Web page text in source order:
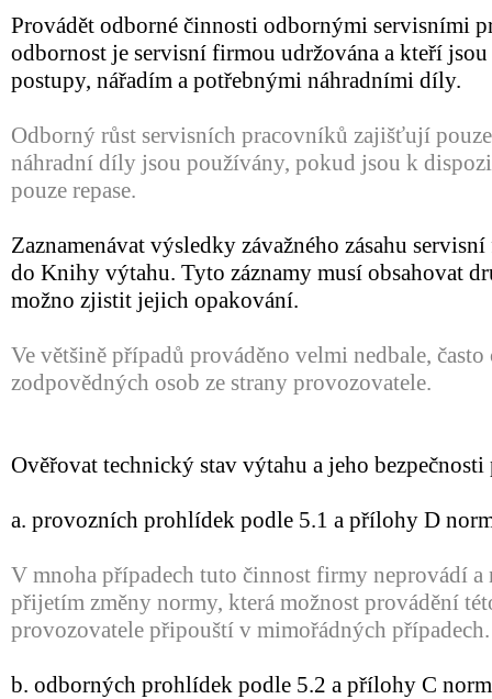
Provádět odborné činnosti odbornými servisními
odbornost je servisní firmou udržována a kteří
postupy, nářadím a potřebnými náhradními díly.
Odborný růst servisních pracovníků zajišťují
náhradní díly jsou používány, pokud jsou k
pouze repase.
Zaznamenávat výsledky závažného zásahu
do Knihy výtahu. Tyto záznamy musí obsahovat
možno zjistit jejich opakování.
Ve většině případů prováděno velmi nedbale,
zodpovědných osob ze strany provozovatele.
Ověřovat technický stav výtahu a jeho
a. provozních prohlídek podle 5.1 a přílohy D
V mnoha případech tuto činnost firmy neprovádí
přijetím změny normy, která možnost provádění
provozovatele připouští v mimořádných případech.
b. odborných prohlídek podle 5.2 a přílohy C